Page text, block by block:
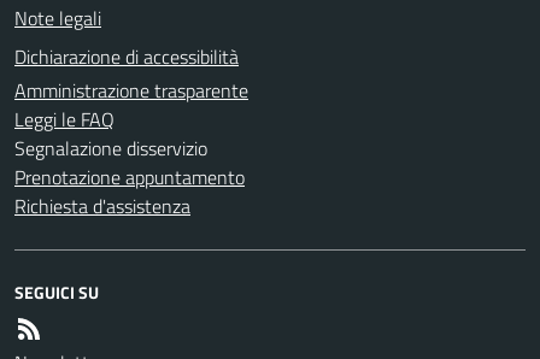
Note legali
Dichiarazione di accessibilità
Amministrazione trasparente
Leggi le FAQ
Segnalazione disservizio
Prenotazione appuntamento
Richiesta d'assistenza
SEGUICI SU